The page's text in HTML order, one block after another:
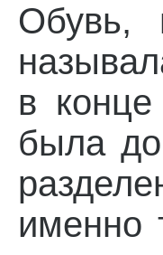
Обувь,
в
была
именно